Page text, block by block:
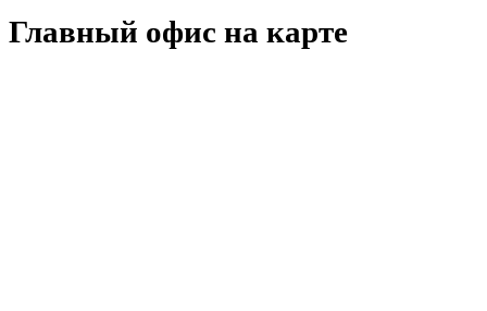
Главный офис на карте